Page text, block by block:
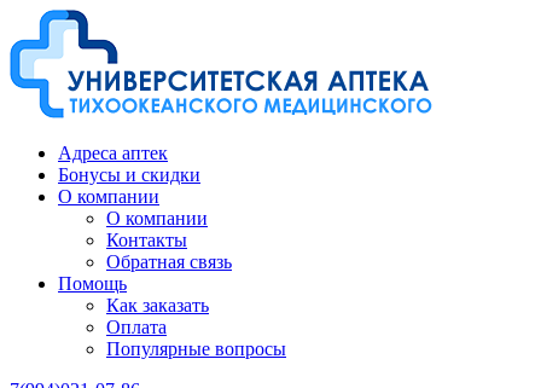
Адреса аптек
Бонусы и скидки
О компании
О компании
Контакты
Обратная связь
Помощь
Как заказать
Оплата
Популярные вопросы